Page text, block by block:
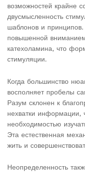
возможностей крайне
двусмысленность
шаблонов и принципов.
повышенной
катехоламина, что
стимуляции.
Когда большинство
восполняет пробелы
Разум склонен к
нехватки информации,
необходимостью
Эта естественная
жить и
Неопределенность